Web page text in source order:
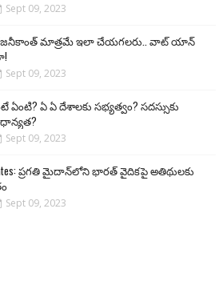
Sept 09, 2023
రజనీకాంత్ మాత్రమే ఇలా చేయగలరు.. వాట్ యాన్
Sept 09, 2023
ఏంటి? ఏ ఏ దేశాలకు సభ్యత్వం? సదస్సుకు
Sept 09, 2023
ప్రగతి మైదాన్‌లోని భారత్ వైదికపై అతిథులకు
Sept 09, 2023